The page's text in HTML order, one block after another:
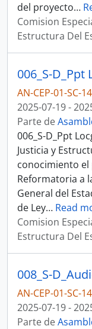
del proyecto…
Comision
Estructura Del
AN-CEP-01-SC-
2025-07-19 -
Parte de
006_S-D_Ppt
Justicia y
conocimiento el
Reformatoria a
General del
de Ley… Read
Comision
Estructura Del
AN-CEP-01-SC-
2025-07-19 -
Parte de